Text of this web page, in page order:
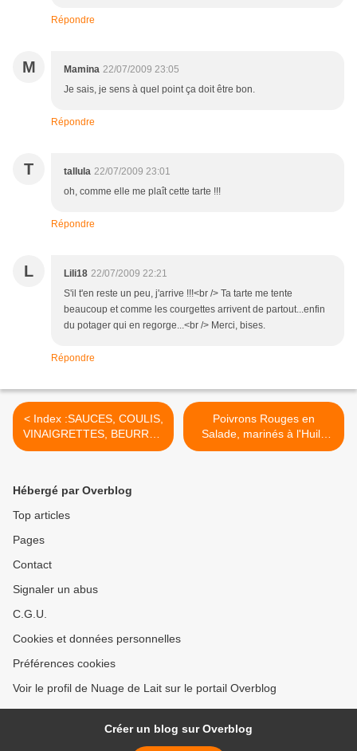
Répondre
M Mamina 22/07/2009 23:05
Je sais, je sens à quel point ça doit être bon.
Répondre
T tallula 22/07/2009 23:01
oh, comme elle me plaît cette tarte !!!
Répondre
L Lili18 22/07/2009 22:21
S'il t'en reste un peu, j'arrive !!!<br /> Ta tarte me tente
beaucoup et comme les courgettes arrivent de partout...enfin
du potager qui en regorge...<br /> Merci, bises.
Répondre
< Index :SAUCES, COULIS,
VINAIGRETTES, BEURRES
ect (salés ou sucrés)
Poivrons Rouges en
Salade, marinés à l'Huile
d'Argan >
Hébergé par Overblog
Top articles
Pages
Contact
Signaler un abus
C.G.U.
Cookies et données personnelles
Préférences cookies
Voir le profil de Nuage de Lait sur le portail Overblog
Créer un blog sur Overblog